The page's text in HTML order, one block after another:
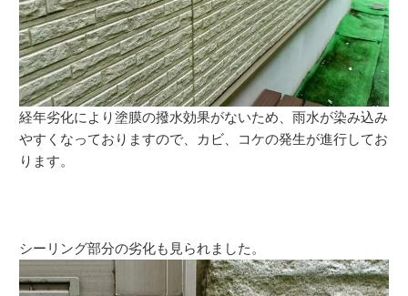
経年劣化により塗膜の撥水効果がないため、雨水が染み込み
やすくなっておりますので、カビ、コケの発生が進行してお
ります。
シーリング部分の劣化も見られました。